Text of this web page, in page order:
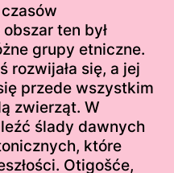
ten był
grupy etniczne.
rozwijała się, a jej
przede wszystkim
zwierząt. W
ślady dawnych
które
Otigošće,